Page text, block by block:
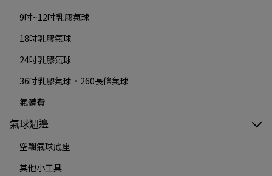
9吋~12吋乳膠氣球
18吋乳膠氣球
24吋乳膠氣球
36吋乳膠氣球·260長條氣球
氣體費
氣球週邊
空飄氣球底座
其他小工具